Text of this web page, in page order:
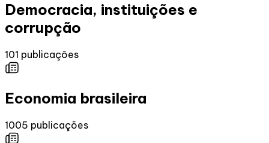
Democracia, instituições e
corrupção
101 publicações
Economia brasileira
1005 publicações